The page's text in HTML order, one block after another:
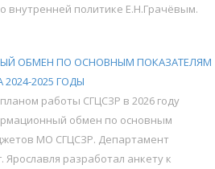
внутренней политике Е.Н.Грачёвым.
ОБМЕН ПО ОСНОВНЫМ ПОКАЗАТЕЛЯМ
2025 ГОДЫ
работы СГЦСЗР в 2026 году
обмен по основным
МО СГЦСЗР. Департамент
Ярославля разработал анкету к